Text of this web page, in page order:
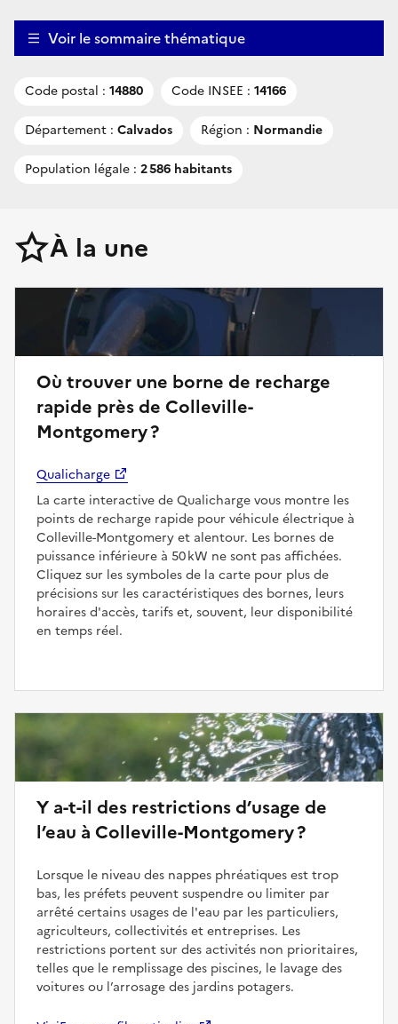
Voir le sommaire thématique
Code postal : 14880 Code INSEE : 14166
Département : Calvados Région : Normandie
Population légale : 2 586 habitants
À la une
Où trouver une borne de recharge
rapide près de Colleville-
Montgomery ?
Qualicharge
La carte interactive de Qualicharge vous montre les
points de recharge rapide pour véhicule électrique à
Colleville-Montgomery et alentour. Les bornes de
puissance inférieure à 50 kW ne sont pas affichées.
Cliquez sur les symboles de la carte pour plus de
précisions sur les caractéristiques des bornes, leurs
horaires d'accès, tarifs et, souvent, leur disponibilité
en temps réel.
Y a-t-il des restrictions d’usage de
l’eau à Colleville-Montgomery ?
Lorsque le niveau des nappes phréatiques est trop
bas, les préfets peuvent suspendre ou limiter par
arrêté certains usages de l'eau par les particuliers,
agriculteurs, collectivités et entreprises. Les
restrictions portent sur des activités non prioritaires,
telles que le remplissage des piscines, le lavage des
voitures ou l’arrosage des jardins potagers.